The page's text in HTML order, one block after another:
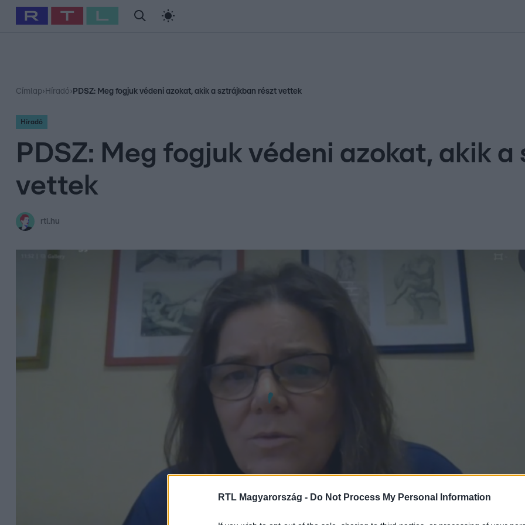
RTL Magyarország - Do Not Process My Personal Information
Babits Marcella Szellő István Most Wanted
Címlap› Híradó› PDSZ: Meg fogjuk védeni azokat, akik a sztrájkban részt vettek
Híradó
PDSZ: Meg fogjuk védeni azokat, akik
vettek
rtl.hu